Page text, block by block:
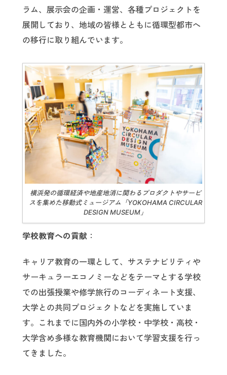
ラム、展示会の企画・運営、各種プロジェクトを
展開しており、地域の皆様とともに循環型都市へ
の移行に取り組んでいます。
横浜発の循環経済や地産地消に関わるプロダクトやサービ
スを集めた移動式ミュージアム「YOKOHAMA CIRCULAR
DESIGN MUSEUM」
学校教育への貢献 ：
キャリア教育の一環として、サステナビリティや
サーキュラーエコノミーなどをテーマとする学校
での出張授業や修学旅行のコーディネート支援、
大学との共同プロジェクトなどを実施していま
す。これまでに国内外の小学校・中学校・高校・
大学含め多様な教育機関において学習支援を行っ
てきました。